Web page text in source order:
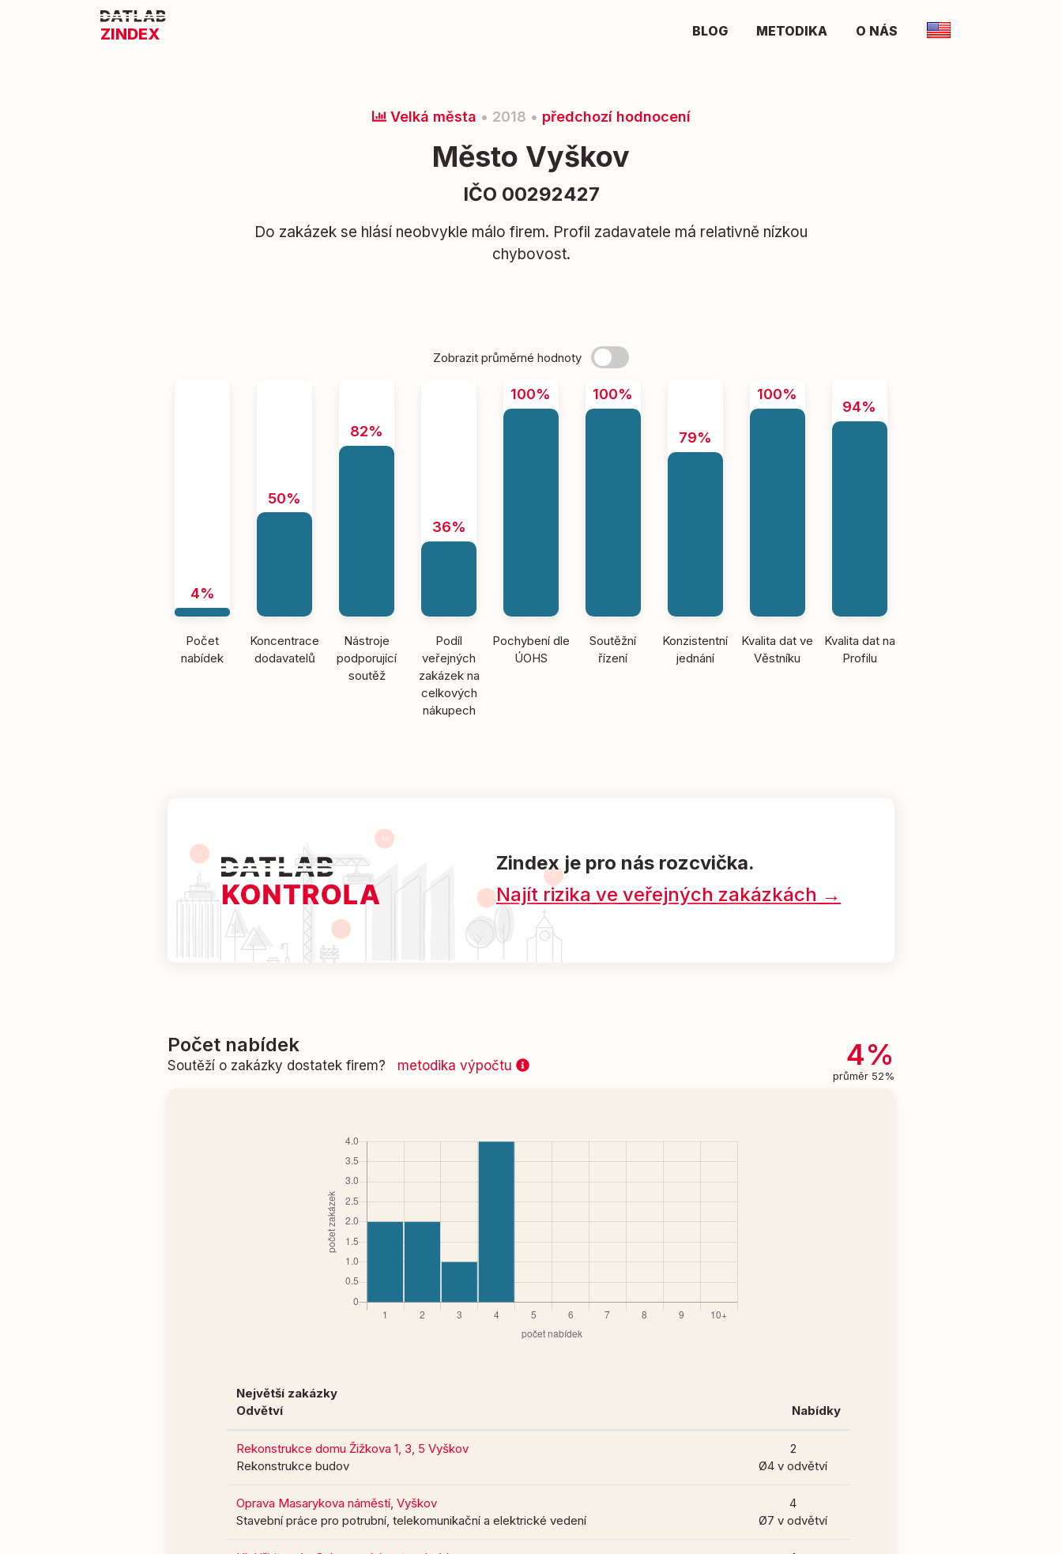
ZINDEX BLOG METODIKA O NÁS
Velká města • 2018 • předchozí hodnocení
Město Vyškov
IČO 00292427
Do zakázek se hlásí neobvykle málo firem. Profil zadavatele má relativně nízkou
chybovost.
Zobrazit průměrné hodnoty
4%
Počet
nabídek
50%
Koncentrace
dodavatelů
82%
Nástroje
podporující
soutěž
36%
Podíl
veřejných
zakázek na
celkových
nákupech
100%
Pochybení dle
ÚOHS
100%
Soutěžní
řízení
79%
Konzistentní
jednání
100%
Kvalita dat ve
Věstníku
94%
Kvalita dat na
Profilu
Zindex je pro nás rozcvička.
Najít rizika ve veřejných zakázkách →
Počet nabídek
Soutěží o zakázky dostatek firem? metodika výpočtu 4%
průměr 52%
Největší zakázky
Odvětví
Nabídky
Rekonstrukce domu Žižkova 1, 3, 5 Vyškov
Rekonstrukce budov
2
Ø4 v odvětví
Oprava Masarykova náměstí, Vyškov
Stavební práce pro potrubní, telekomunikační a elektrické vedení
4
Ø7 v odvětví